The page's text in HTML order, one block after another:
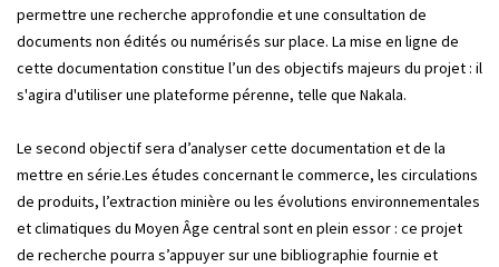
permettre une recherche approfondie et une consultation de
documents non édités ou numérisés sur place. La mise en ligne de
cette documentation constitue l’un des objectifs majeurs du projet : il
s'agira d'utiliser une plateforme pérenne, telle que Nakala.
Le second objectif sera d’analyser cette documentation et de la
mettre en série.Les études concernant le commerce, les circulations
de produits, l’extraction minière ou les évolutions environnementales
et climatiques du Moyen Âge central sont en plein essor : ce projet
de recherche pourra s’appuyer sur une bibliographie fournie et